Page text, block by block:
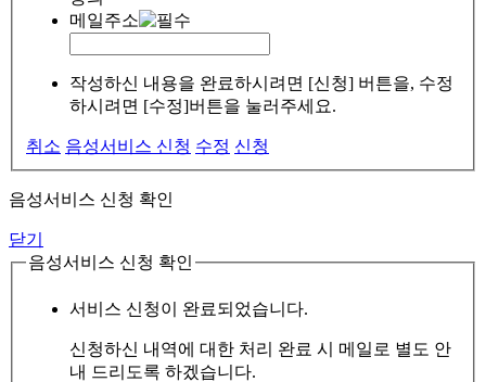
메일주소
작성하신 내용을 완료하시려면 [신청] 버튼을, 수정
하시려면 [수정]버튼을 눌러주세요.
취소 음성서비스 신청 수정 신청
음성서비스 신청 확인
닫기
음성서비스 신청 확인
서비스 신청이 완료되었습니다.
신청하신 내역에 대한 처리 완료 시 메일로 별도 안
내 드리도록 하겠습니다.